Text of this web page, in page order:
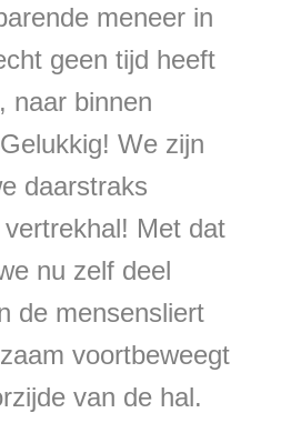
meneer in
geen tijd heeft
naar binnen
We zijn
daarstraks
Met dat
nu zelf deel
de mensensliert
voortbeweegt
van de hal.